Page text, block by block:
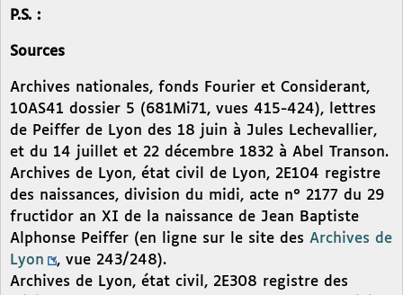
P.S. :
Sources
Archives nationales, fonds Fourier et Considerant,
10AS41 dossier 5 (681Mi71, vues 415-424), lettres
de Peiffer de Lyon des 18 juin à Jules Lechevallier,
et du 14 juillet et 22 décembre 1832 à Abel Transon.
Archives de Lyon, état civil de Lyon, 2E104 registre
des naissances, division du midi, acte n° 2177 du 29
fructidor an XI de la naissance de Jean Baptiste
Alphonse Peiffer (en ligne sur le site des Archives de
Lyon
, vue 243/248).
Archives de Lyon, état civil, 2E308 registre des